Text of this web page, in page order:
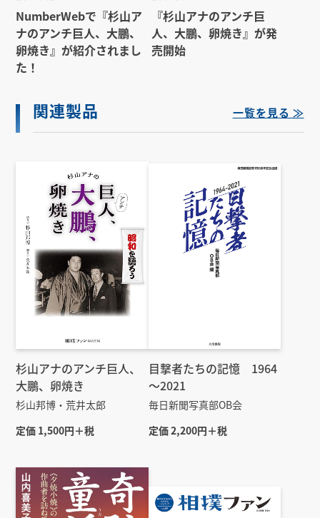
NumberWebで『杉山ア
ナのアンチ巨人、大鵬、
卵焼き』が紹介されまし
た！
『杉山アナのアンチ巨
人、大鵬、卵焼き』が発
売開始
関連製品 一覧を見る ≫
杉山アナのアンチ巨人、
大鵬、卵焼き
杉山邦博・荒井太郎
定価 1,500円＋税
目撃者たちの記憶 1964
～2021
毎日新聞写真部OB会
定価 2,200円＋税